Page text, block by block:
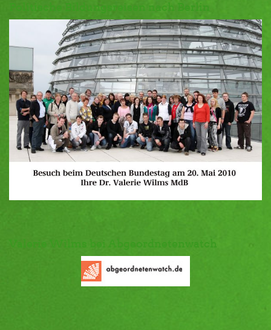
Politische Bildungsreisen nach Berlin
Valerie Wilms bei Abgeordnetenwatch